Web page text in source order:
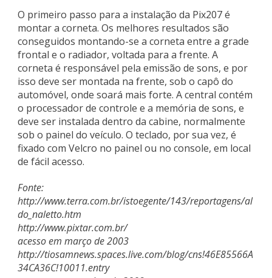
O primeiro passo para a instalação da Pix207 é
montar a corneta. Os melhores resultados são
conseguidos montando-se a corneta entre a grade
frontal e o radiador, voltada para a frente. A
corneta é responsável pela emissão de sons, e por
isso deve ser montada na frente, sob o capô do
automóvel, onde soará mais forte. A central contém
o processador de controle e a memória de sons, e
deve ser instalada dentro da cabine, normalmente
sob o painel do veículo. O teclado, por sua vez, é
fixado com Velcro no painel ou no console, em local
de fácil acesso.
Fonte:
http://www.terra.com.br/istoegente/143/reportagens/al
do_naletto.htm
http://www.pixtar.com.br/
acesso em março de 2003
http://tiosamnews.spaces.live.com/blog/cns!46E85566A
34CA36C!10011.entry